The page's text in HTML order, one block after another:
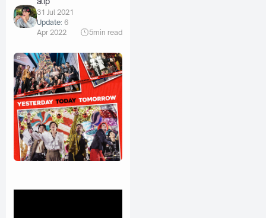
31 Jul 2021
Update: 6
Apr 2022
5min read